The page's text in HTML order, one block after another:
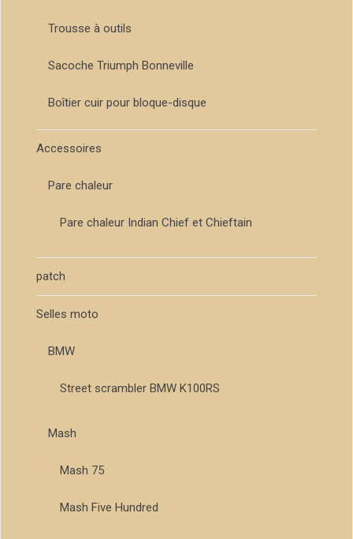
Trousse à outils
Sacoche Triumph Bonneville
Boîtier cuir pour bloque-disque
Accessoires
Pare chaleur
Pare chaleur Indian Chief et Chieftain
patch
Selles moto
BMW
Street scrambler BMW K100RS
Mash
Mash 75
Mash Five Hundred